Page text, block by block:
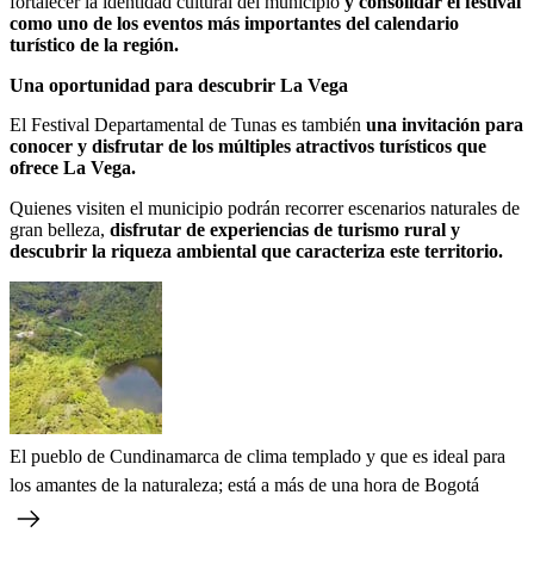
como uno de los eventos más importantes del calendario
turístico de la región.
Una oportunidad para descubrir La Vega
El Festival Departamental de Tunas es también una invitación para
conocer y disfrutar de los múltiples atractivos turísticos que
ofrece La Vega.
Quienes visiten el municipio podrán recorrer escenarios naturales de
gran belleza, disfrutar de experiencias de turismo rural y
descubrir la riqueza ambiental que caracteriza este territorio.
El pueblo de Cundinamarca de clima templado y que es ideal para
los amantes de la naturaleza; está a más de una hora de Bogotá